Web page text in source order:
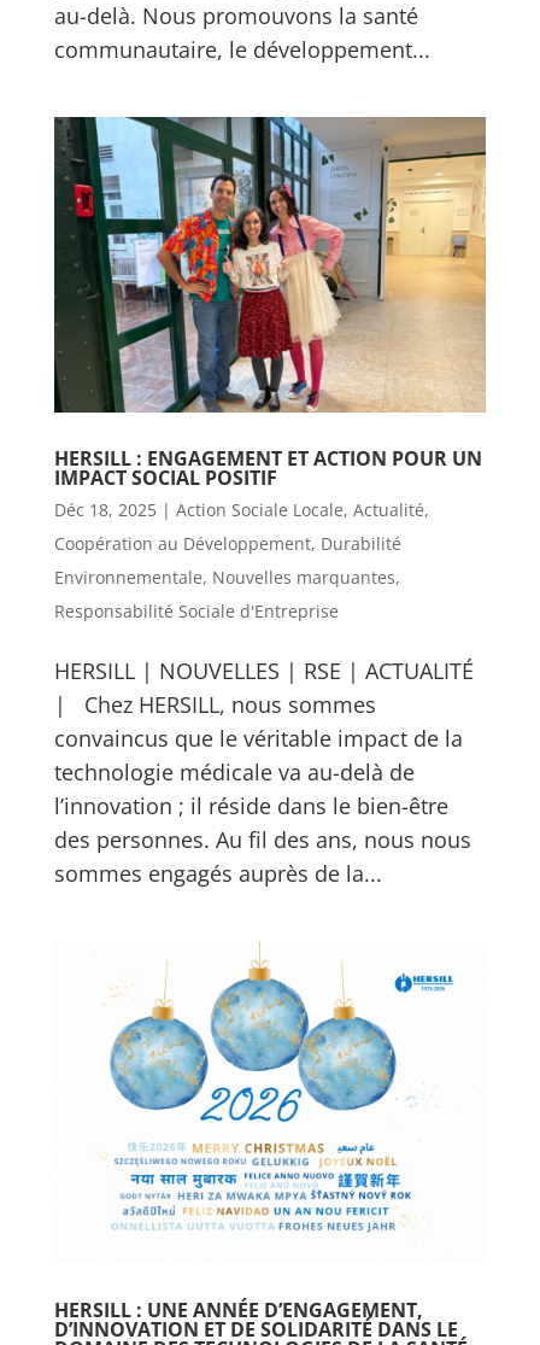
au-delà. Nous promouvons la santé
communautaire, le développement...
HERSILL : ENGAGEMENT ET ACTION POUR UN
IMPACT SOCIAL POSITIF
Déc 18, 2025| Action Sociale Locale, Actualité,
Coopération au Développement, Durabilité
Environnementale, Nouvelles marquantes,
Responsabilité Sociale d'Entreprise
HERSILL | NOUVELLES | RSE | ACTUALITÉ
| Chez HERSILL, nous sommes
convaincus que le véritable impact de la
technologie médicale va au-delà de
l’innovation ; il réside dans le bien-être
des personnes. Au fil des ans, nous nous
sommes engagés auprès de la...
HERSILL : UNE ANNÉE D’ENGAGEMENT,
D’INNOVATION ET DE SOLIDARITÉ DANS LE